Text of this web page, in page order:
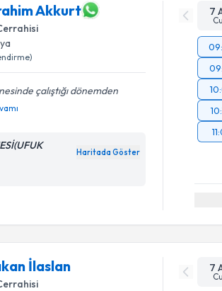
Akkurt
çalıştığı dönemden
Haritada Göster
7
İlaslan 7